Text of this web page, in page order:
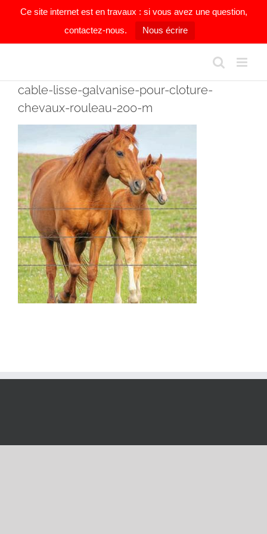
Ce site internet est en travaux : si vous avez une question,
contactez-nous.
Nous écrire
contenucable-lisse-galvanise-pour-cloture-
chevaux-rouleau-200-m